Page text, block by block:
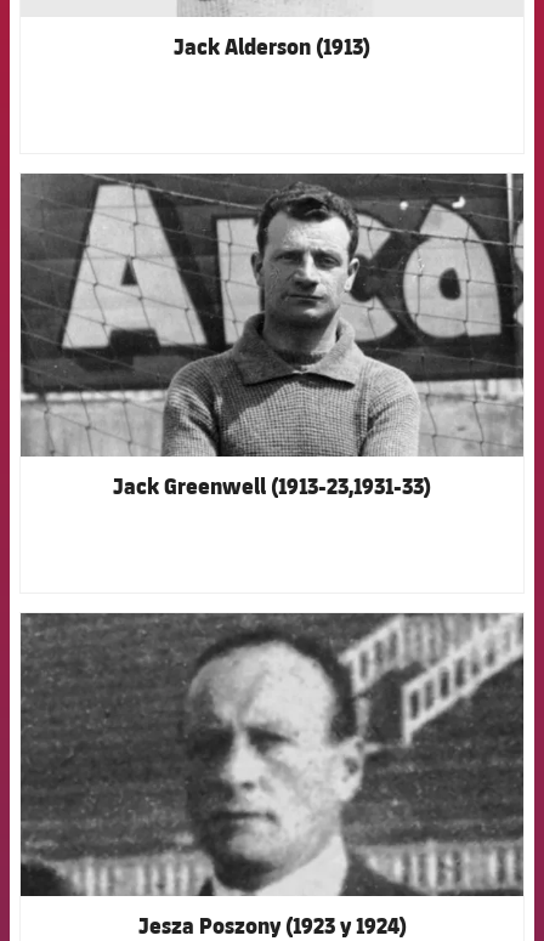
Jack Alderson (1913)
FCB Barcelona badge
Jack Greenwell (1913-23,1931-33)
FCB Barcelona badge
Jesza Poszony (1923 y 1924)